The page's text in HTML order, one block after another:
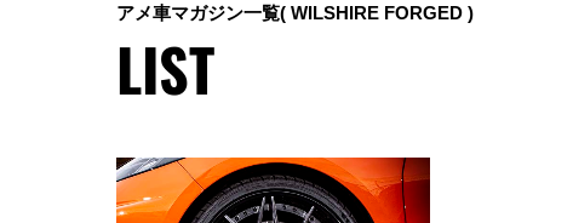
アメ車マガジン一覧( WILSHIRE FORGED )
LIST